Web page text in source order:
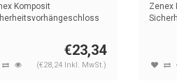
Komposit
€23,34
(€28,24 Inkl. MwSt.)
Zenex